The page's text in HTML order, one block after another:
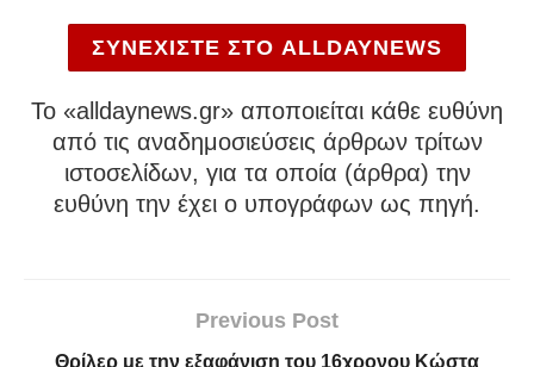
ΣΥΝΕΧΙΣΤΕ ΣΤΟ ALLDAYNEWS
To «alldaynews.gr» αποποιείται κάθε ευθύνη
από τις αναδημοσιεύσεις άρθρων τρίτων
ιστοσελίδων, για τα οποία (άρθρα) την
ευθύνη την έχει ο υπογράφων ως πηγή.
Previous Post
Θρίλερ με την εξαφάνιση του 16χρονου Κώστα